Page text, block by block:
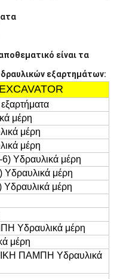
είναι τα
εξαρτημάτων:
μέρη
μέρη
μέρη
Υδραυλικά μέρη
μέρη
μέρη
Υδραυλικά μέρη
μέρη
ΠΑΜΠΗ Υδραυλικά